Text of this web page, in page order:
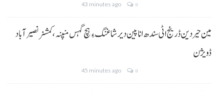
43 minutes ago 0
مین حیردین ڈرینج اٹی سندھ انا پین دیر شاغنگ ءِ ہچ گہس منپنہ،کمشنر نصیرآباد
ڈویژن
45 minutes ago 0